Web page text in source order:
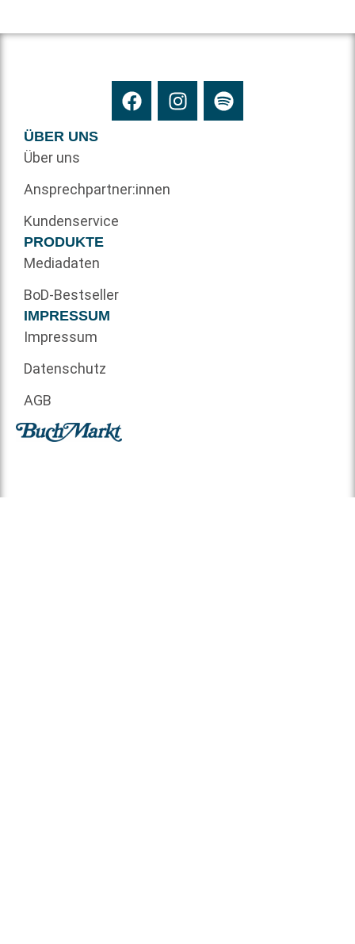
ÜBER UNS
Über uns
Ansprechpartner:innen
Kundenservice
PRODUKTE
Mediadaten
BoD-Bestseller
IMPRESSUM
Impressum
Datenschutz
AGB